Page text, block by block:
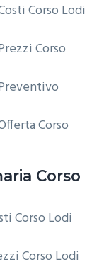
Corso Lodi
Corso
Corso
Corso
Corso Lodi
Corso Lodi